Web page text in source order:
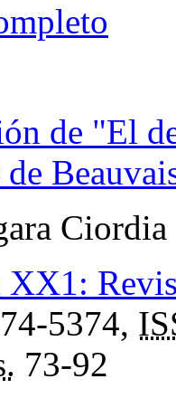
de "El
de
Ciordia
XX1:
5374,
73-92